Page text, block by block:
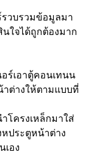
วบรวมข้อมูลมา
ใจได้ถูกต้องมาก
ร์เอาตู้คอนเทนน
าต่างให้ตามแบบที่
โครงเหล็กมาใส่
ประตูหน้าต่าง
เอง